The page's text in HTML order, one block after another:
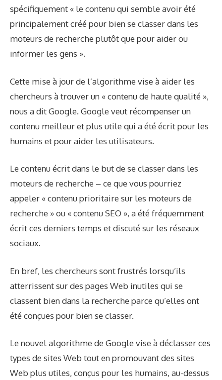
spécifiquement « le contenu qui semble avoir été
principalement créé pour bien se classer dans les
moteurs de recherche plutôt que pour aider ou
informer les gens ».
Cette mise à jour de l’algorithme vise à aider les
chercheurs à trouver un « contenu de haute qualité »,
nous a dit Google. Google veut récompenser un
contenu meilleur et plus utile qui a été écrit pour les
humains et pour aider les utilisateurs.
Le contenu écrit dans le but de se classer dans les
moteurs de recherche – ce que vous pourriez
appeler « contenu prioritaire sur les moteurs de
recherche » ou « contenu SEO », a été fréquemment
écrit ces derniers temps et discuté sur les réseaux
sociaux.
En bref, les chercheurs sont frustrés lorsqu’ils
atterrissent sur des pages Web inutiles qui se
classent bien dans la recherche parce qu’elles ont
été conçues pour bien se classer.
Le nouvel algorithme de Google vise à déclasser ces
types de sites Web tout en promouvant des sites
Web plus utiles, conçus pour les humains, au-dessus